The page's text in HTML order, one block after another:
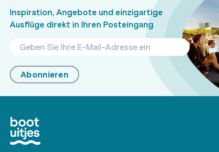
Inspiration, Angebote und einzigartige
Ausflüge direkt in Ihren Posteingang
Abonnieren